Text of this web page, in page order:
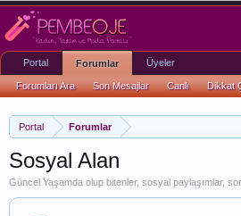
Portal Forumlar
Sosyal Alan
Güncel Yaşamda olup bitenler, sosyal paylaşımlar,
Portal Forumlar
Forumları Ara Son Mesajlar Canlı Dikkat
Üyeler